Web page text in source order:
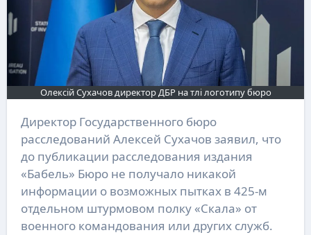
Олексій Сухачов директор ДБР на тлі логотипу бюро
Директор Государственного бюро
расследований Алексей Сухачов заявил, что
до публикации расследования издания
«Бабель» Бюро не получало никакой
информации о возможных пытках в 425-м
отдельном штурмовом полку «Скала» от
военного командования или других служб.